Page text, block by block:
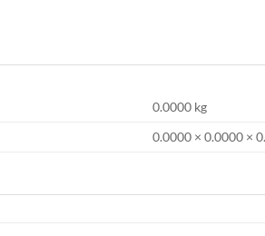
0.0000 kg
0.0000 × 0.0000 ×